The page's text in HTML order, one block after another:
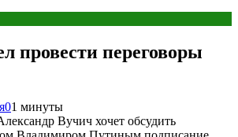
провести переговоры
01 минуты
Вучич хочет обсудить